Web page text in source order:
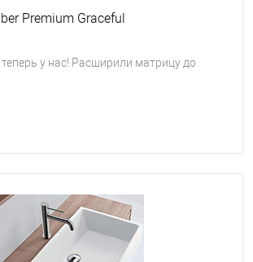
Premium Graceful
теперь у нас! Расширили матрицу до